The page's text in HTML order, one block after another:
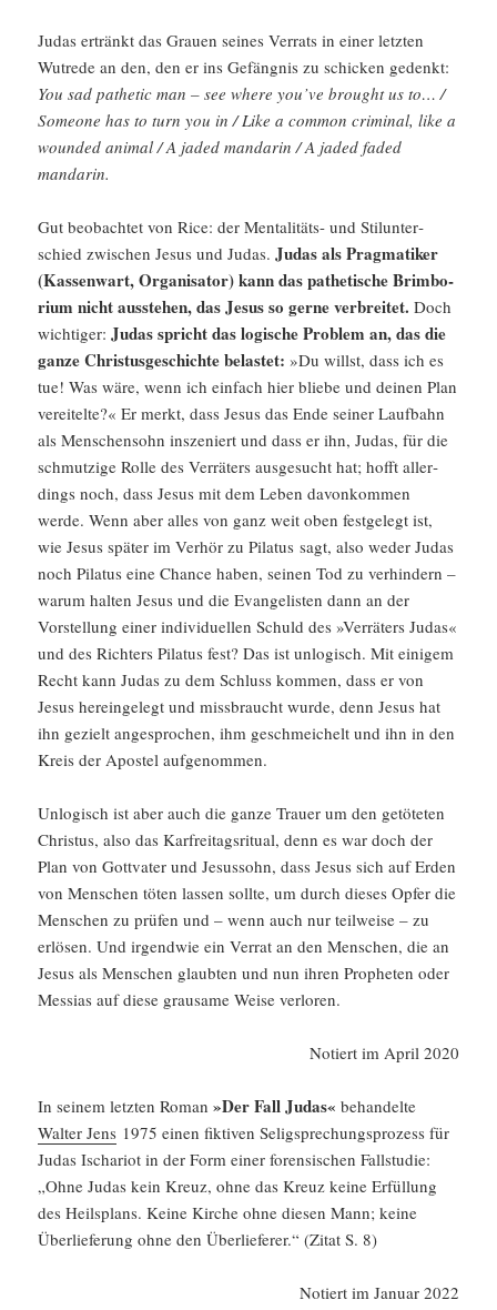
Judas ertränkt das Grauen seines Verrats in einer letzten
Wutrede an den, den er ins Gefängnis zu schicken gedenkt:
You sad pathetic man – see where you’ve brought us to… /​
Someone has to turn you in /​ Like a common criminal, like a
wounded animal /​ A jaded mandarin /​ A jaded faded
mandarin.
Gut beobachtet von Rice: der Menta­li­täts- und Stilun­ter­
schied zwischen Jesus und Judas.Judas als Pragma­tiker
(Kassen­wart, Organi­sator) kann das pathe­ti­sche Brimbo­
rium nicht ausstehen, das Jesus so gerne verbreitet. Doch
wichtiger:Judas spricht das logische Problem an, das die
ganze Christus­geschichte belastet: »Du willst, dass ich es
tue! Was wäre, wenn ich einfach hier bliebe und deinen Plan
verei­telte?« Er merkt, dass Jesus das Ende seiner Laufbahn
als Menschen­sohn insze­niert und dass er ihn, Judas, für die
schmut­zige Rolle des Verrä­ters ausge­sucht hat; hofft aller­
dings noch, dass Jesus mit dem Leben davon­kommen
werde. Wenn aber alles von ganz weit oben festge­legt ist,
wie Jesus später im Verhör zu Pilatus sagt, also weder Judas
noch Pilatus eine Chance haben, seinen Tod zu verhin­dern –
warum halten Jesus und die Evange­listen dann an der
Vorstel­lung einer indivi­du­ellen Schuld des »Verrä­ters Judas«
und des Richters Pilatus fest? Das ist unlogisch. Mit einigem
Recht kann Judas zu dem Schluss kommen, dass er von
Jesus herein­ge­legt und missbraucht wurde, denn Jesus hat
ihn gezielt ange­sprochen, ihm geschmei­chelt und ihn in den
Kreis der Apostel aufge­nommen.
Unlogisch ist aber auch die ganze Trauer um den getöteten
Christus, also das Karfreitags­ritual, denn es war doch der
Plan von Gottvater und Jesus­sohn, dass Jesus sich auf Erden
von Menschen töten lassen sollte, um durch dieses Opfer die
Menschen zu prüfen und – wenn auch nur teilweise – zu
erlösen. Und irgendwie ein Verrat an den Menschen, die an
Jesus als Menschen glaubten und nun ihren Propheten oder
Messias auf diese grausame Weise verloren.
Notiert im April 2020
In seinem letzten Roman»Der Fall Judas« behan­delte
Walter Jens 1975 einen fiktiven Selig­sprechungsprozess für
Judas Ischa­riot in der Form einer foren­si­schen Fallstudie:
„Ohne Judas kein Kreuz, ohne das Kreuz keine Erfül­lung
des Heils­plans. Keine Kirche ohne diesen Mann; keine
Überlie­fe­rung ohne den Überlie­ferer.“ (Zitat S. 8)
Notiert im Januar 2022